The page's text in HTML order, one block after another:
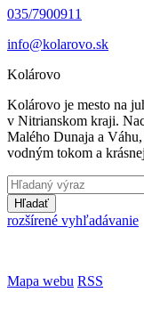
035/7900911
info@kolarovo.sk
Kolárovo
Kolárovo je mesto na
v Nitrianskom kraji.
Malého Dunaja a
vodným tokom a
Hľadať
rozšírené vyhľadávanie
Mapa webu RSS